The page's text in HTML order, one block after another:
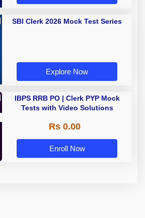
SBI Clerk 2026 Mock Test Series
Explore Now
IBPS RRB PO | Clerk PYP Mock
Tests with Video Solutions
Rs 0.00
Enroll Now